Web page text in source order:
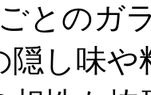
とのガ
隠し味